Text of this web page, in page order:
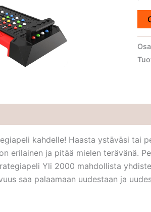
kahdelle! Haasta ystäväsi tai
erilainen ja pitää mielen terävänä.
Yli 2000 mahdollista
saa palaamaan uudestaan ja